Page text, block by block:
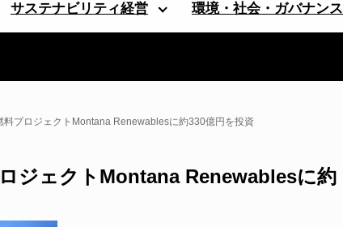
サステナビリティ経営 環境・社会・ガバナンス
プロジェクトMontana Renewablesに約330億円を投資
ジェクトMontana Renewablesに約